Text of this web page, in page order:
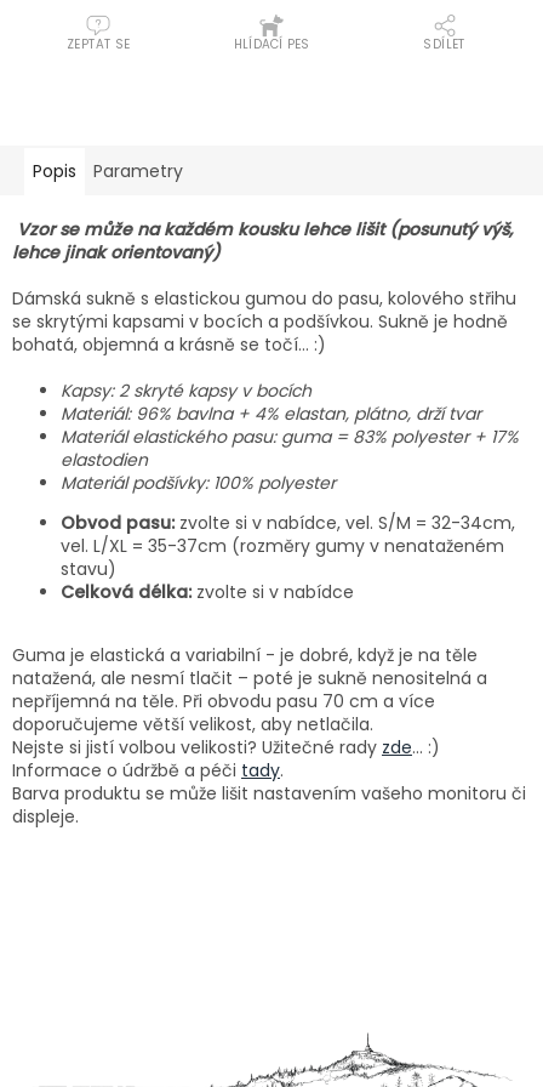
ZEPTAT SE HLÍDACÍ PES SDÍLET
Popis Parametry
Vzor se může na každém kousku lehce lišit (posunutý výš,
lehce jinak orientovaný)
Dámská sukně s elastickou gumou do pasu, kolového střihu
se skrytými kapsami v bocích a podšívkou. Sukně je hodně
bohatá, objemná a krásně se točí… :)
Kapsy: 2 skryté kapsy v bocích
Materiál: 96% bavlna + 4% elastan, plátno, drží tvar
Materiál elastického pasu: guma = 83% polyester + 17%
elastodien
Materiál podšívky: 100% polyester
Obvod pasu: zvolte si v nabídce, vel. S/M = 32-34cm,
vel. L/XL = 35-37cm (rozměry gumy v nenataženém
stavu)
Celková délka: zvolte si v nabídce
Guma je elastická a variabilní - je dobré, když je na těle
natažená, ale nesmí tlačit – poté je sukně nenositelná a
nepříjemná na těle. Při obvodu pasu 70 cm a více
doporučujeme větší velikost, aby netlačila.
Nejste si jistí volbou velikosti? Užitečné rady zde... :)
Informace o údržbě a péči tady.
Barva produktu se může lišit nastavením vašeho monitoru či
displeje.